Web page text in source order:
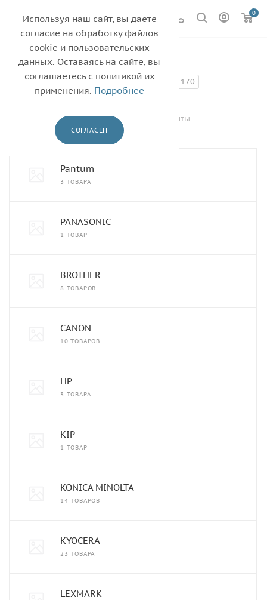
0
Нагревательный/
тефлоновый вал
170
Термопленки, валы фьюзера, термоэлементы —
Нагревательный/тефлоновый вал
Pantum
3 ТОВАРА
PANASONIC
1 ТОВАР
BROTHER
8 ТОВАРОВ
CANON
10 ТОВАРОВ
HP
3 ТОВАРА
KIP
1 ТОВАР
KONICA MINOLTA
14 ТОВАРОВ
KYOCERA
23 ТОВАРА
LEXMARK
Используя наш сайт, вы даете
согласие на обработку файлов
cookie и пользовательских
данных. Оставаясь на сайте, вы
соглашаетесь с политикой их
применения. Подробнее
СОГЛАСЕН